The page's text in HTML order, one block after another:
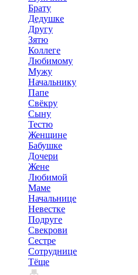
Брату
Дедушке
Другу
Зятю
Коллеге
Любимому
Мужу
Начальнику
Папе
Свёкру
Сыну
Тестю
Женщине
Бабушке
Дочери
Жене
Любимой
Маме
Начальнице
Невестке
Подруге
Свекрови
Сестре
Сотруднице
Тёще